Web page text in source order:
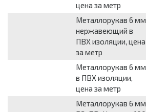
цена за метр
Металлорукав 6 мм
нержавеющий в
ПВХ изоляции, цена
за метр
Металлорукав 6 мм
в ПВХ изоляции,
цена за метр
Металлорукав 6 мм